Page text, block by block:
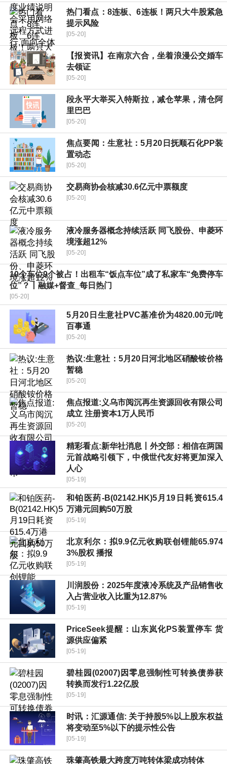
热门看点：8连板、6连板！两只大牛股紧急
提示风险
[05-20]
【报资讯】在南京六合，坐着浪漫公交婚车
去领证
[05-20]
段永平大举买入特斯拉，减仓苹果，清仓阿
里巴巴
[05-20]
焦点要闻：生意社：5月20日抚顺石化PP装
置动态
[05-20]
交易商协会核减30.6亿元中票额度
[05-20]
液冷服务器概念持续活跃 同飞股份、申菱环
境涨超12%
[05-20]
10个车位9个被占！出租车“饭点车位”成了私家车“免费停车
位”？丨融媒+督查_每日热门
[05-20]
5月20日生意社PVC基准价为4820.00元/吨
百事通
[05-20]
热议:生意社：5月20日河北地区硝酸铵价格
暂稳
[05-20]
焦点报道:义乌市阅沉再生资源回收有限公司
成立 注册资本1万人民币
[05-20]
精彩看点:新华社消息丨外交部：相信在两国
元首战略引领下，中俄世代友好将更加深入
人心
[05-19]
和铂医药-B(02142.HK)5月19日耗资615.4
万港元回购50万股
[05-19]
北京利尔：拟9.9亿元收购联创锂能65.974
3%股权 播报
[05-19]
川润股份：2025年度液冷系统及产品销售收
入占营业收入比重为12.87%
[05-19]
PriceSeek提醒：山东岚化PS装置停车 货
源供应偏紧
[05-19]
碧桂园(02007)因零息强制性可转换债券获
转换而发行1.22亿股
[05-19]
时讯：汇源通信: 关于持股5%以上股东权益
将变动至5%以下的提示性公告
[05-19]
珠肇高铁最大跨度万吨转体梁成功转体